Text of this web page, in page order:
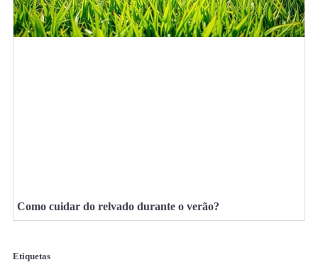
Como cuidar do relvado durante o verão?
Etiquetas